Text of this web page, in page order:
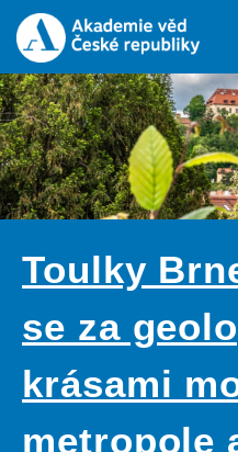
Toulky
se za
krásami
metropole